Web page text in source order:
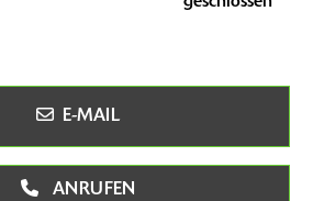
E-MAIL
ANRUFEN